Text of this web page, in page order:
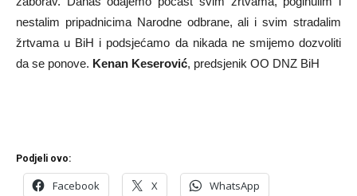
nestalim pripadnicima Narodne odbrane, ali i svim stradalim
žrtvama u BiH i podsjećamo da nikada ne smijemo dozvoliti
da se ponove. Kenan Keserović, predsjenik OO DNZ BiH
Podjeli ovo:
Facebook X WhatsApp